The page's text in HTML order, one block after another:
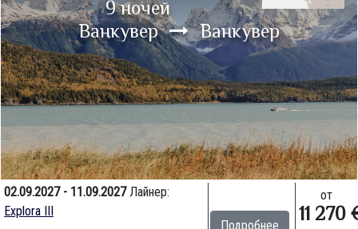
9 ночей
Ванкувер Ванкувер
02.09.2027 - 11.09.2027Лайнер:
Explora III
Подробнее
от
11 270